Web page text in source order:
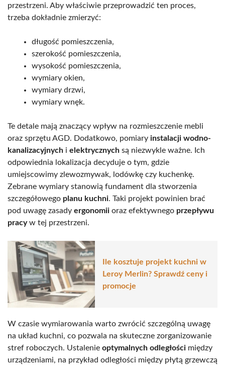
przestrzeni. Aby właściwie przeprowadzić ten proces,
trzeba dokładnie zmierzyć:
długość pomieszczenia,
szerokość pomieszczenia,
wysokość pomieszczenia,
wymiary okien,
wymiary drzwi,
wymiary wnęk.
Te detale mają znaczący wpływ na rozmieszczenie mebli
oraz sprzętu AGD. Dodatkowo, pomiary instalacji wodno-
kanalizacyjnych i elektrycznych są niezwykle ważne. Ich
odpowiednia lokalizacja decyduje o tym, gdzie
umiejscowimy zlewozmywak, lodówkę czy kuchenkę.
Zebrane wymiary stanowią fundament dla stworzenia
szczegółowego planu kuchni. Taki projekt powinien brać
pod uwagę zasady ergonomii oraz efektywnego przepływu
pracyw tej przestrzeni.
Ile kosztuje projekt kuchni w
Leroy Merlin? Sprawdź ceny i
promocje
W czasie wymiarowania warto zwrócić szczególną uwagę
na układ kuchni, co pozwala na skuteczne zorganizowanie
stref roboczych. Ustalenie optymalnych odległości między
urządzeniami, na przykład odległości między płytą grzewczą